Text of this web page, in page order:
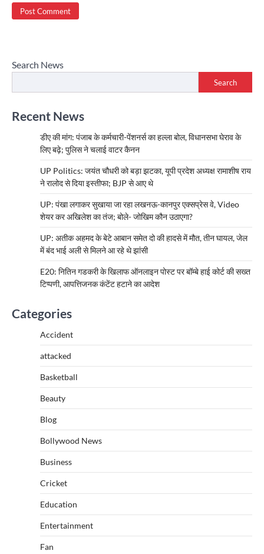
Search News
Search
Recent News
डीए की मांग: पंजाब के कर्मचारी-पेंशनर्स का हल्ला बोल, विधानसभा घेराव के
लिए बढ़े; पुलिस ने चलाई वाटर कैनन
UP Politics: जयंत चौधरी को बड़ा झटका, यूपी प्रदेश अध्यक्ष रामाशीष राय
ने रालोद से दिया इस्तीफा; BJP से आए थे
UP: पंखा लगाकर सुखाया जा रहा लखनऊ-कानपुर एक्सप्रेस वे, Video
शेयर कर अखिलेश का तंज; बोले- जोखिम कौन उठाएगा?
UP: अतीक अहमद के बेटे आबान समेत दो की हादसे में मौत, तीन घायल, जेल
में बंद भाई अली से मिलने आ रहे थे झांसी
E20: नितिन गडकरी के खिलाफ ऑनलाइन पोस्ट पर बॉम्बे हाई कोर्ट की सख्त
टिप्पणी, आपत्तिजनक कंटेंट हटाने का आदेश
Categories
Accident
attacked
Basketball
Beauty
Blog
Bollywood News
Business
Cricket
Education
Entertainment
Fan